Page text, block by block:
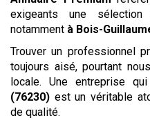
exigeants une
notamment à Bois-
Trouver un professionnel
toujours aisé, pourtant
locale. Une entreprise
(76230) est un véritable
de qualité.